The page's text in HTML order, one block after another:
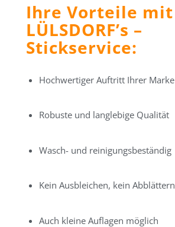
Ihre Vorteile mit
LÜLSDORF’s –
Stickservice:
Hochwertiger Auftritt Ihrer Marke
Robuste und langlebige Qualität
Wasch- und reinigungsbeständig
Kein Ausbleichen, kein Abblättern
Auch kleine Auflagen möglich